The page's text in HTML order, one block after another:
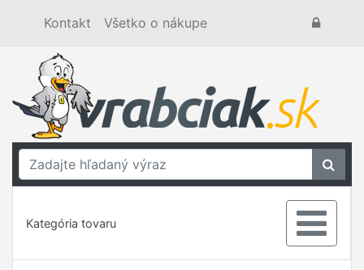
Kontakt Všetko o nákupe
Kategória tovaru